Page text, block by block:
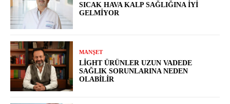
SICAK HAVA KALP SAĞLIĞINA İYI
GELMIYOR
MANŞET
LIGHT ÜRÜNLER UZUN VADEDE
SAĞLIK SORUNLARINA NEDEN
OLABILIR